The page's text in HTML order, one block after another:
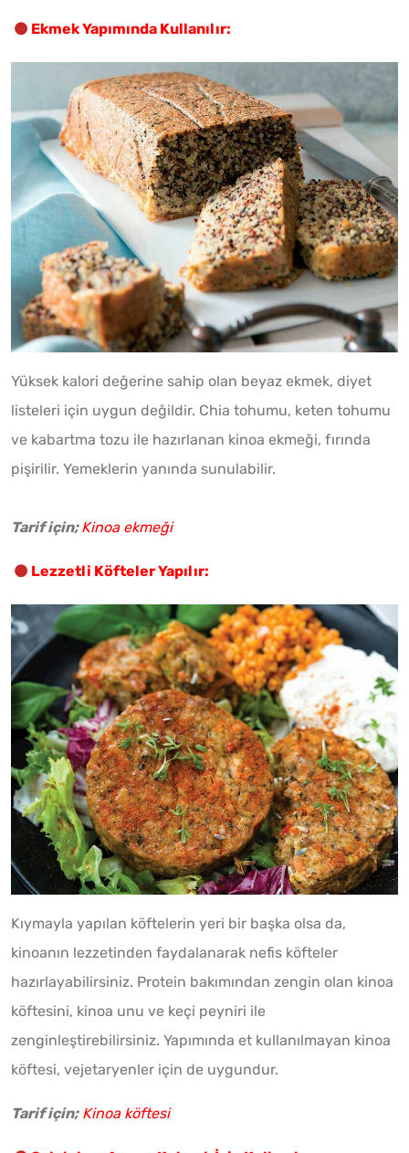
Ekmek Yapımında Kullanılır:
Yüksek kalori değerine sahip olan beyaz ekmek, diyet
listeleri için uygun değildir. Chia tohumu, keten tohumu
ve kabartma tozu ile hazırlanan kinoa ekmeği, fırında
pişirilir. Yemeklerin yanında sunulabilir.
Tarif için;Kinoa ekmeği
Lezzetli Köfteler Yapılır:
Kıymayla yapılan köftelerin yeri bir başka olsa da,
kinoanın lezzetinden faydalanarak nefis köfteler
hazırlayabilirsiniz. Protein bakımından zengin olan kinoa
köftesini, kinoa unu ve keçi peyniri ile
zenginleştirebilirsiniz. Yapımında et kullanılmayan kinoa
köftesi, vejetaryenler için de uygundur.
Tarif için; Kinoa köftesi